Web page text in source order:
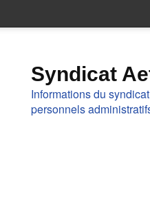
Syndicat
Informations du
personnels